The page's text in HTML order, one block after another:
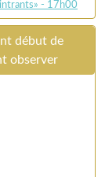
intrants» - 17h00
début de
observer